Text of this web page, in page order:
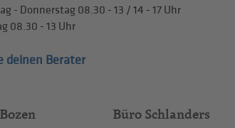
- Donnerstag 08.30 - 13 / 14 - 17 Uhr
08.30 - 13 Uhr
deinen Berater
Büro Schlanders